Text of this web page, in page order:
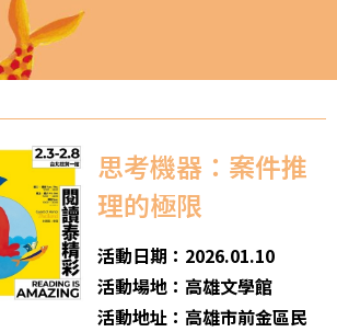
思考機器：案件推
理的極限
活動日期：2026.01.10
活動場地：高雄文學館
活動地址：高雄市前金區民